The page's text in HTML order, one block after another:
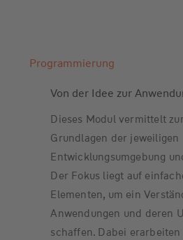
Programmierung
Von der Idee zur
Dieses Modul vermittelt
Grundlagen der jeweiligen
Entwicklungsumgebung
Der Fokus liegt auf
Elementen, um ein
Anwendungen und deren
schaffen. Dabei